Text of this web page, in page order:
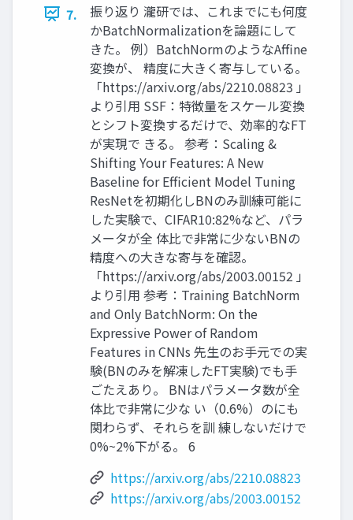
7.
振り返り 瀧研では、これまでにも何度
かBatchNormalizationを論題にして
きた。 例）BatchNormのようなAffine
変換が、 精度に大きく寄与している。
「https://arxiv.org/abs/2210.08823 」
より引用 SSF：特徴量をスケール変換
とシフト変換するだけで、効率的なFT
が実現で きる。 参考：Scaling &
Shifting Your Features: A New
Baseline for Efficient Model Tuning
ResNetを初期化しBNのみ訓練可能に
した実験で、CIFAR10:82%など、パラ
メータが全 体比で非常に少ないBNの
精度への大きな寄与を確認。
「https://arxiv.org/abs/2003.00152 」
より引用 参考：Training BatchNorm
and Only BatchNorm: On the
Expressive Power of Random
Features in CNNs 先生のお手元での実
験(BNのみを解凍したFT実験)でも手
ごたえあり。 BNはパラメータ数が全
体比で非常に少な い（0.6%）のにも
関わらず、それらを訓 練しないだけで
0%~2%下がる。 6
https://arxiv.org/abs/2210.08823
https://arxiv.org/abs/2003.00152